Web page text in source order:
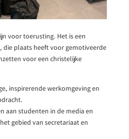
voor toerusting. Het is een
die plaats heeft voor gemotiveerde
voor een christelijke
inspirerende werkomgeving en
aan studenten in de media en
gebied van secretariaat en